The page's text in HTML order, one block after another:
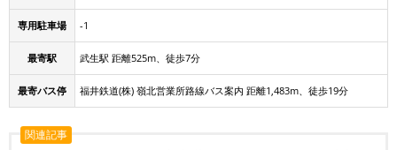
専用駐車場 -1
最寄駅 武生駅 距離525m、徒歩7分
最寄バス停 福井鉄道(株) 嶺北営業所路線バス案内 距離1,483m、徒歩19分
関連記事